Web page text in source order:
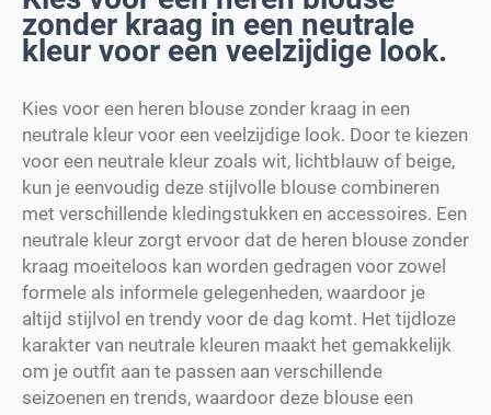
zonder kraag in een neutrale
kleur voor een veelzijdige look.
Kies voor een heren blouse zonder kraag in een
neutrale kleur voor een veelzijdige look. Door te kiezen
voor een neutrale kleur zoals wit, lichtblauw of beige,
kun je eenvoudig deze stijlvolle blouse combineren
met verschillende kledingstukken en accessoires. Een
neutrale kleur zorgt ervoor dat de heren blouse zonder
kraag moeiteloos kan worden gedragen voor zowel
formele als informele gelegenheden, waardoor je
altijd stijlvol en trendy voor de dag komt. Het tijdloze
karakter van neutrale kleuren maakt het gemakkelijk
om je outfit aan te passen aan verschillende
seizoenen en trends, waardoor deze blouse een